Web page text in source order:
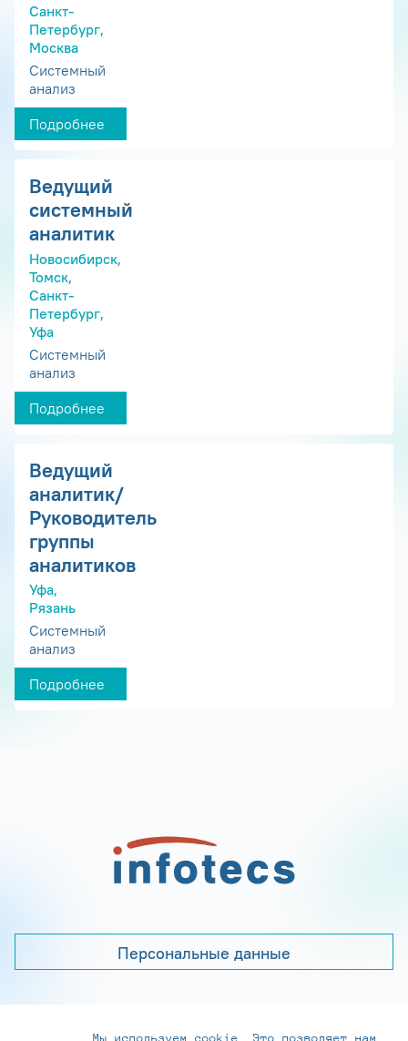
Санкт-
Петербург,
Москва
Системный
анализ
Подробнее
Ведущий
системный
аналитик
Новосибирск,
Томск,
Санкт-
Петербург,
Уфа
Системный
анализ
Подробнее
Ведущий
аналитик/
Руководитель
группы
аналитиков
Уфа,
Рязань
Системный
анализ
Подробнее
Персональные данные
Мы используем cookie. Это позволяет нам